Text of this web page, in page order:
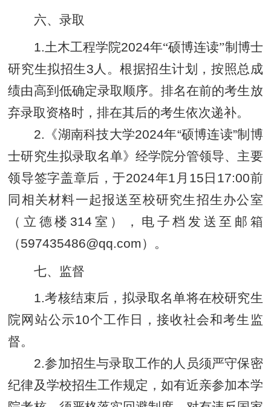
六、录取
1.土木工程学院2024年“硕博连读”制博士
研究生拟招生3 人。根据招生计划，按照总成
绩由高到低确定录取顺序。排名在前的考生放
弃录取资格时，排在其后的考生依次递补。
2.《湖南科技大学2024年“硕博连读”制博
士研究生拟录取名单》经学院分管领导、主要
领导签字盖章后，于2024年1月15日17:00前
同相关材料一起报送至校研究生招生办公室
（立德楼314室），电子档发送至邮箱
（597435486@qq.com）。
七、监督
1.考核结束后，拟录取名单将在校研究生
院网站公示10个工作日，接收社会和考生监
督。
2.参加招生与录取工作的人员须严守保密
纪律及学校招生工作规定，如有近亲参加本学